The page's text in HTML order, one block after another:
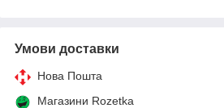
Умови доставки
Нова Пошта
Магазини Rozetka